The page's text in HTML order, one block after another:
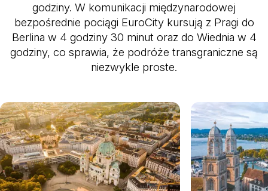
godziny. W komunikacji międzynarodowej
bezpośrednie pociągi EuroCity kursują z Pragi do
Berlina w 4 godziny 30 minut oraz do Wiednia w 4
godziny, co sprawia, że podróże transgraniczne są
niezwykle proste.